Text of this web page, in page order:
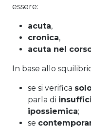
essere:
acuta,
cronica,
acuta nel
In base allo
se si verifica
parla di
ipossiemica;
se